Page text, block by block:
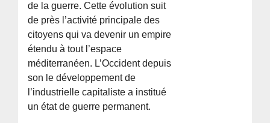
de la guerre. Cette évolution suit
de près l’activité principale des
citoyens qui va devenir un empire
étendu à tout l’espace
méditerranéen. L’Occident depuis
son le développement de
l’industrielle capitaliste a institué
un état de guerre permanent.